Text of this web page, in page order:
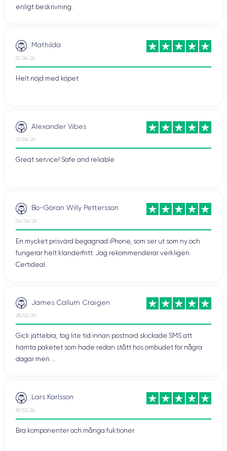
enligt beskrivning.
Mathilda
01/06/26
Helt nöjd med köpet
Alexander Vibes
12/04/26
Great service! Safe and reliable
Bo-Göran Willy Pettersson
04/04/26
En mycket prisvärd begagnad iPhone, som ser ut som ny och
fungerar helt klanderfritt. Jag rekommenderar verkligen
Certideal.
James Callum Craigen
28/02/26
Gick jättebra, tog lite tid innan postnord skickade SMS att
hämta paketet som hade redan stått hos ombudet för några
dagar men ...
Lars Karlsson
18/02/26
Bra komponenter och många fuktioner